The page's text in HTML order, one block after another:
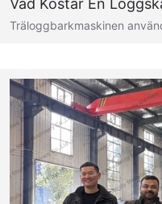
Vad Kostar En
Träloggbarkmaskinen